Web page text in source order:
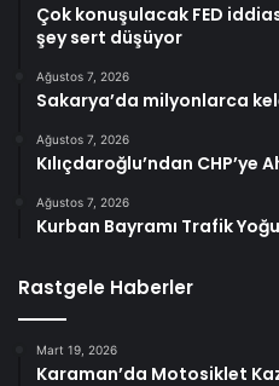
Çok konuşulacak FED
şey sert düşüyor
Ağustos 7, 2026
Sakarya’da milyonlarca
Ağustos 7, 2026
Kılıçdaroğlu’ndan CHP’ye
Ağustos 7, 2026
Kurban Bayramı Trafik
Rastgele Haberler
Mart 19, 2026
Karaman’da Motosiklet